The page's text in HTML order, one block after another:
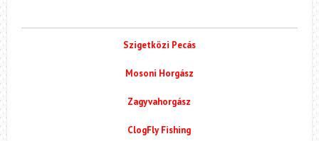
Szigetközi Pecás
Mosoni Horgász
Zagyvahorgász
ClogFly Fishing